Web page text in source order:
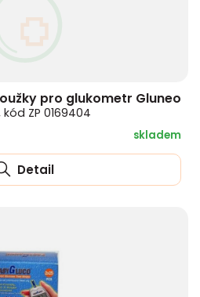
ORGANISMU
O PLEŤ
pro glukometr Gluneo
kód ZP 0169404
skladem
Detail